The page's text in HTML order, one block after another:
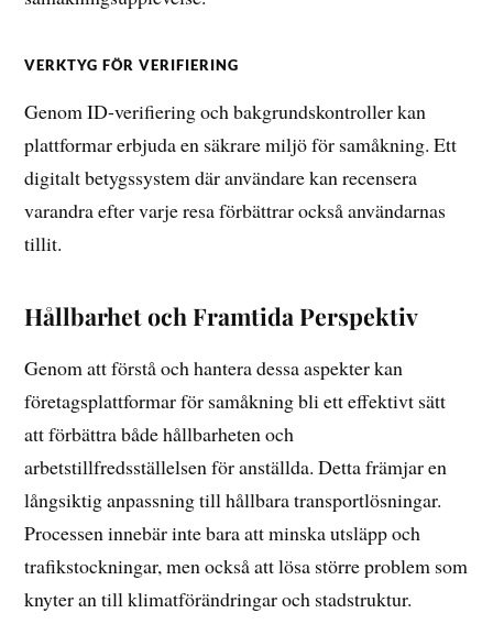
VERKTYG FÖR VERIFIERING
Genom ID-verifiering och bakgrundskontroller kan
plattformar erbjuda en säkrare miljö för samåkning. Ett
digitalt betygssystem där användare kan recensera
varandra efter varje resa förbättrar också användarnas
tillit.
Hållbarhet och Framtida Perspektiv
Genom att förstå och hantera dessa aspekter kan
företagsplattformar för samåkning bli ett effektivt sätt
att förbättra både hållbarheten och
arbetstillfredsställelsen för anställda. Detta främjar en
långsiktig anpassning till hållbara transportlösningar.
Processen innebär inte bara att minska utsläpp och
trafikstockningar, men också att lösa större problem som
knyter an till klimatförändringar och stadstruktur.